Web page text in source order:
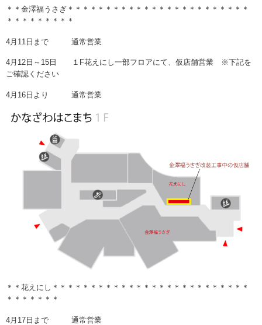
＊＊金澤福うさぎ＊＊＊＊＊＊＊＊＊＊＊＊＊＊＊＊＊＊＊＊＊＊＊＊
＊＊＊＊＊＊＊＊＊
4月11日まで 通常営業
4月12日～15日 １F花えにし一部フロアにて、仮店舗営業 ※下記を
ご確認ください
4月16日より 通常営業
＊＊花えにし＊＊＊＊＊＊＊＊＊＊＊＊＊＊＊＊＊＊＊＊＊＊＊＊＊＊
＊＊＊＊＊＊＊
4月17日まで 通常営業